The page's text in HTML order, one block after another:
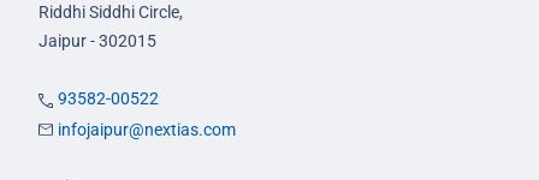
Riddhi Siddhi Circle,
Jaipur - 302015
93582-00522
infojaipur@nextias.com